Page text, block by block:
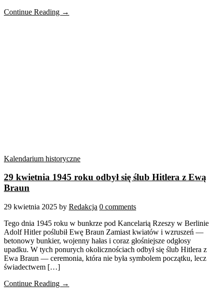
Continue Reading →
Kalendarium historyczne
29 kwietnia 1945 roku odbył się ślub Hitlera z Ewą
Braun
29 kwietnia 2025 by Redakcja 0 comments
Tego dnia 1945 roku w bunkrze pod Kancelarią Rzeszy w Berlinie
Adolf Hitler poślubił Ewę Braun Zamiast kwiatów i wzruszeń —
betonowy bunkier, wojenny hałas i coraz głośniejsze odgłosy
upadku. W tych ponurych okolicznościach odbył się ślub Hitlera z
Ewa Braun — ceremonia, która nie była symbolem początku, lecz
świadectwem […]
Continue Reading →